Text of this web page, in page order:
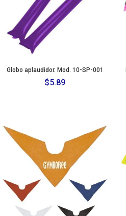
Globo aplaudidor. Mod. 10-SP-001
$5.89